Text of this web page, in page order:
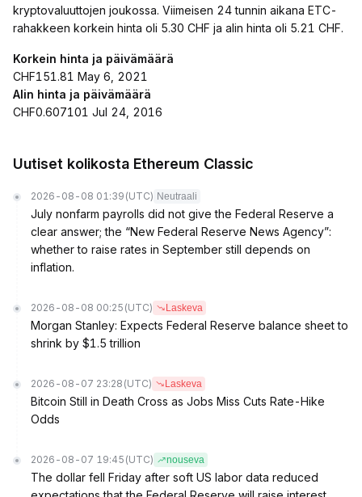
kryptovaluuttojen joukossa. Viimeisen 24 tunnin aikana ETC-
rahakkeen korkein hinta oli 5.30 CHF ja alin hinta oli 5.21 CHF.
Korkein hinta ja päivämäärä
CHF151.81 May 6, 2021
Alin hinta ja päivämäärä
CHF0.607101 Jul 24, 2016
Uutiset kolikosta Ethereum Classic
2026-08-08 01:39 (UTC) Neutraali
July nonfarm payrolls did not give the Federal Reserve a
clear answer; the “New Federal Reserve News Agency”:
whether to raise rates in September still depends on
inflation.
2026-08-08 00:25 (UTC) Laskeva
Morgan Stanley: Expects Federal Reserve balance sheet to
shrink by $1.5 trillion
2026-08-07 23:28 (UTC) Laskeva
Bitcoin Still in Death Cross as Jobs Miss Cuts Rate-Hike
Odds
2026-08-07 19:45 (UTC) nouseva
The dollar fell Friday after soft US labor data reduced